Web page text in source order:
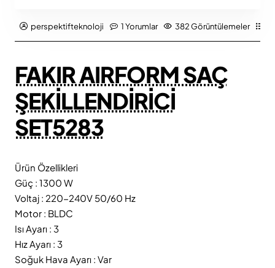
perspektifteknoloji 1 Yorumlar 382 Görüntülemeler
FAKIR AIRFORM SAÇ
ŞEKİLLENDİRİCİ
SET5283
Ürün Özellikleri
Güç : 1300 W
Voltaj : 220-240V 50/60 Hz
Motor : BLDC
Isı Ayarı : 3
Hız Ayarı : 3
Soğuk Hava Ayarı : Var